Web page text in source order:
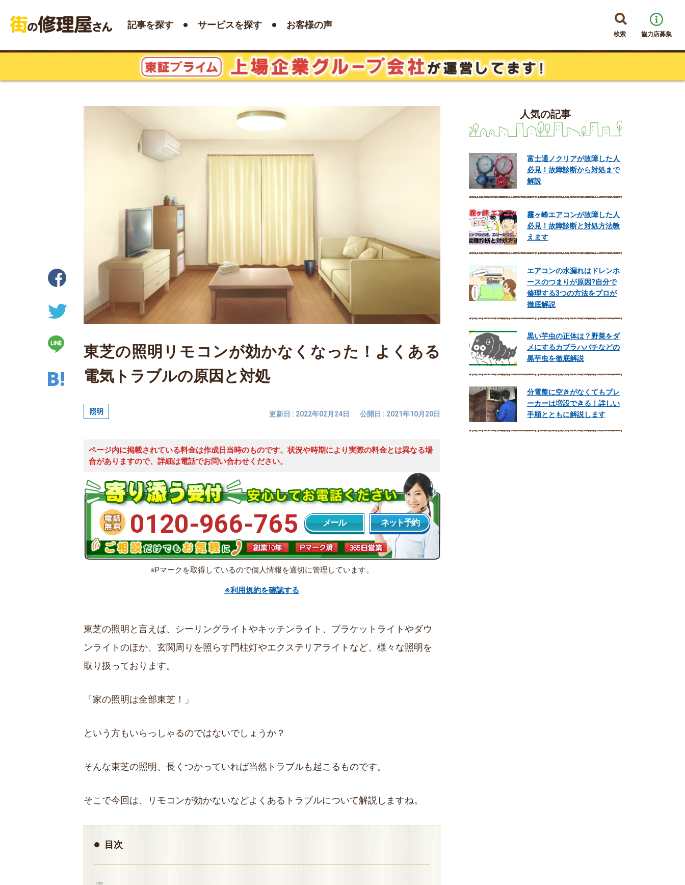
記事を探す サービスを探す お客様の声
検索 協力店募集
東芝の照明リモコンが効かなくなった！よくある
電気トラブルの原因と対処
照明 更新日 : 2022年02月24日 公開日 : 2021年10月20日
ページ内に掲載されている料金は作成日当時のものです。状況や時期により実際の料金とは異なる場
合がありますので、詳細は電話でお問い合わせください。
0120-966-765 メール ネット予約
※Pマークを取得しているので個人情報を適切に管理しています。
※利用規約を確認する
東芝の照明と言えば、シーリングライトやキッチンライト、ブラケットライトやダウ
ンライトのほか、玄関周りを照らす門柱灯やエクステリアライトなど、様々な照明を
取り扱っております。
「家の照明は全部東芝！」
という方もいらっしゃるのではないでしょうか？
そんな東芝の照明、長くつかっていれば当然トラブルも起こるものです。
そこで今回は、リモコンが効かないなどよくあるトラブルについて解説しますね。
目次
人気の記事
富士通ノクリアが故障した人
必見！故障診断から対処まで
解説
霧ヶ峰エアコンが故障した人
必見！故障診断と対処方法教
えます
エアコンの水漏れはドレンホ
ースのつまりが原因?自分で
修理する3つの方法をプロが
徹底解説
黒い芋虫の正体は？野菜をダ
メにするカブラハバチなどの
黒芋虫を徹底解説
分電盤に空きがなくてもブレ
ーカーは増設できる！詳しい
手順とともに解説します